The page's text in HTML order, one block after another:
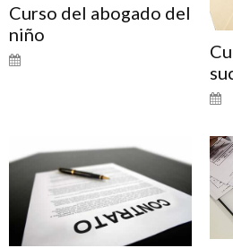
Curso del abogado del
niño